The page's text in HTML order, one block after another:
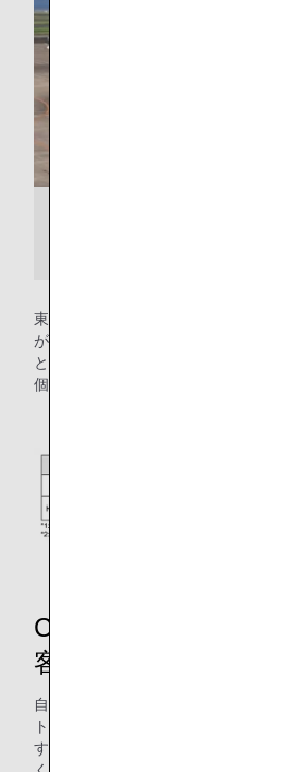
東京国際空港（羽田空港）の運用で
が約30秒短縮され、年間約93トンの
となりました。これは25mプールの
個分に相当します。
CO2排出量削減だけ
客様にとってのメリ
自走出発では、プッシュバック後に
トラクターを切り離す作業が不要と
する時間の短縮により、他の飛行機